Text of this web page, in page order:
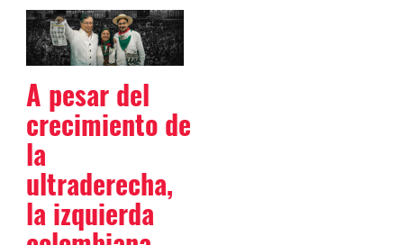
A pesar del
crecimiento de
la
ultraderecha,
la izquierda